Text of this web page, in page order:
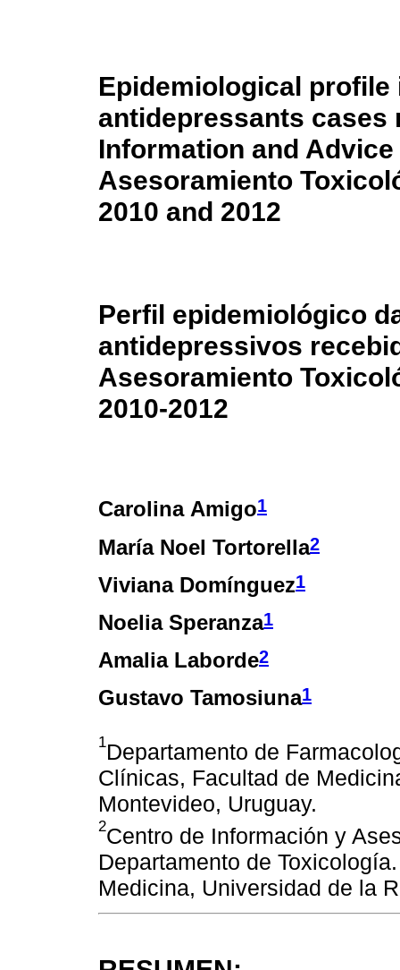
Epidemiological
antidepressants cases
Information and
Asesoramiento
2010 and 2012
Perfil epidemiológico
antidepressivos
Asesoramiento
2010-2012
Carolina Amigo1
María Noel Tortorella2
Viviana Domínguez1
Noelia Speranza1
Amalia Laborde2
Gustavo Tamosiuna1
1Departamento de
Clínicas, Facultad de
Montevideo, Uruguay.
2Centro de Información y
Departamento de
Medicina, Universidad de la